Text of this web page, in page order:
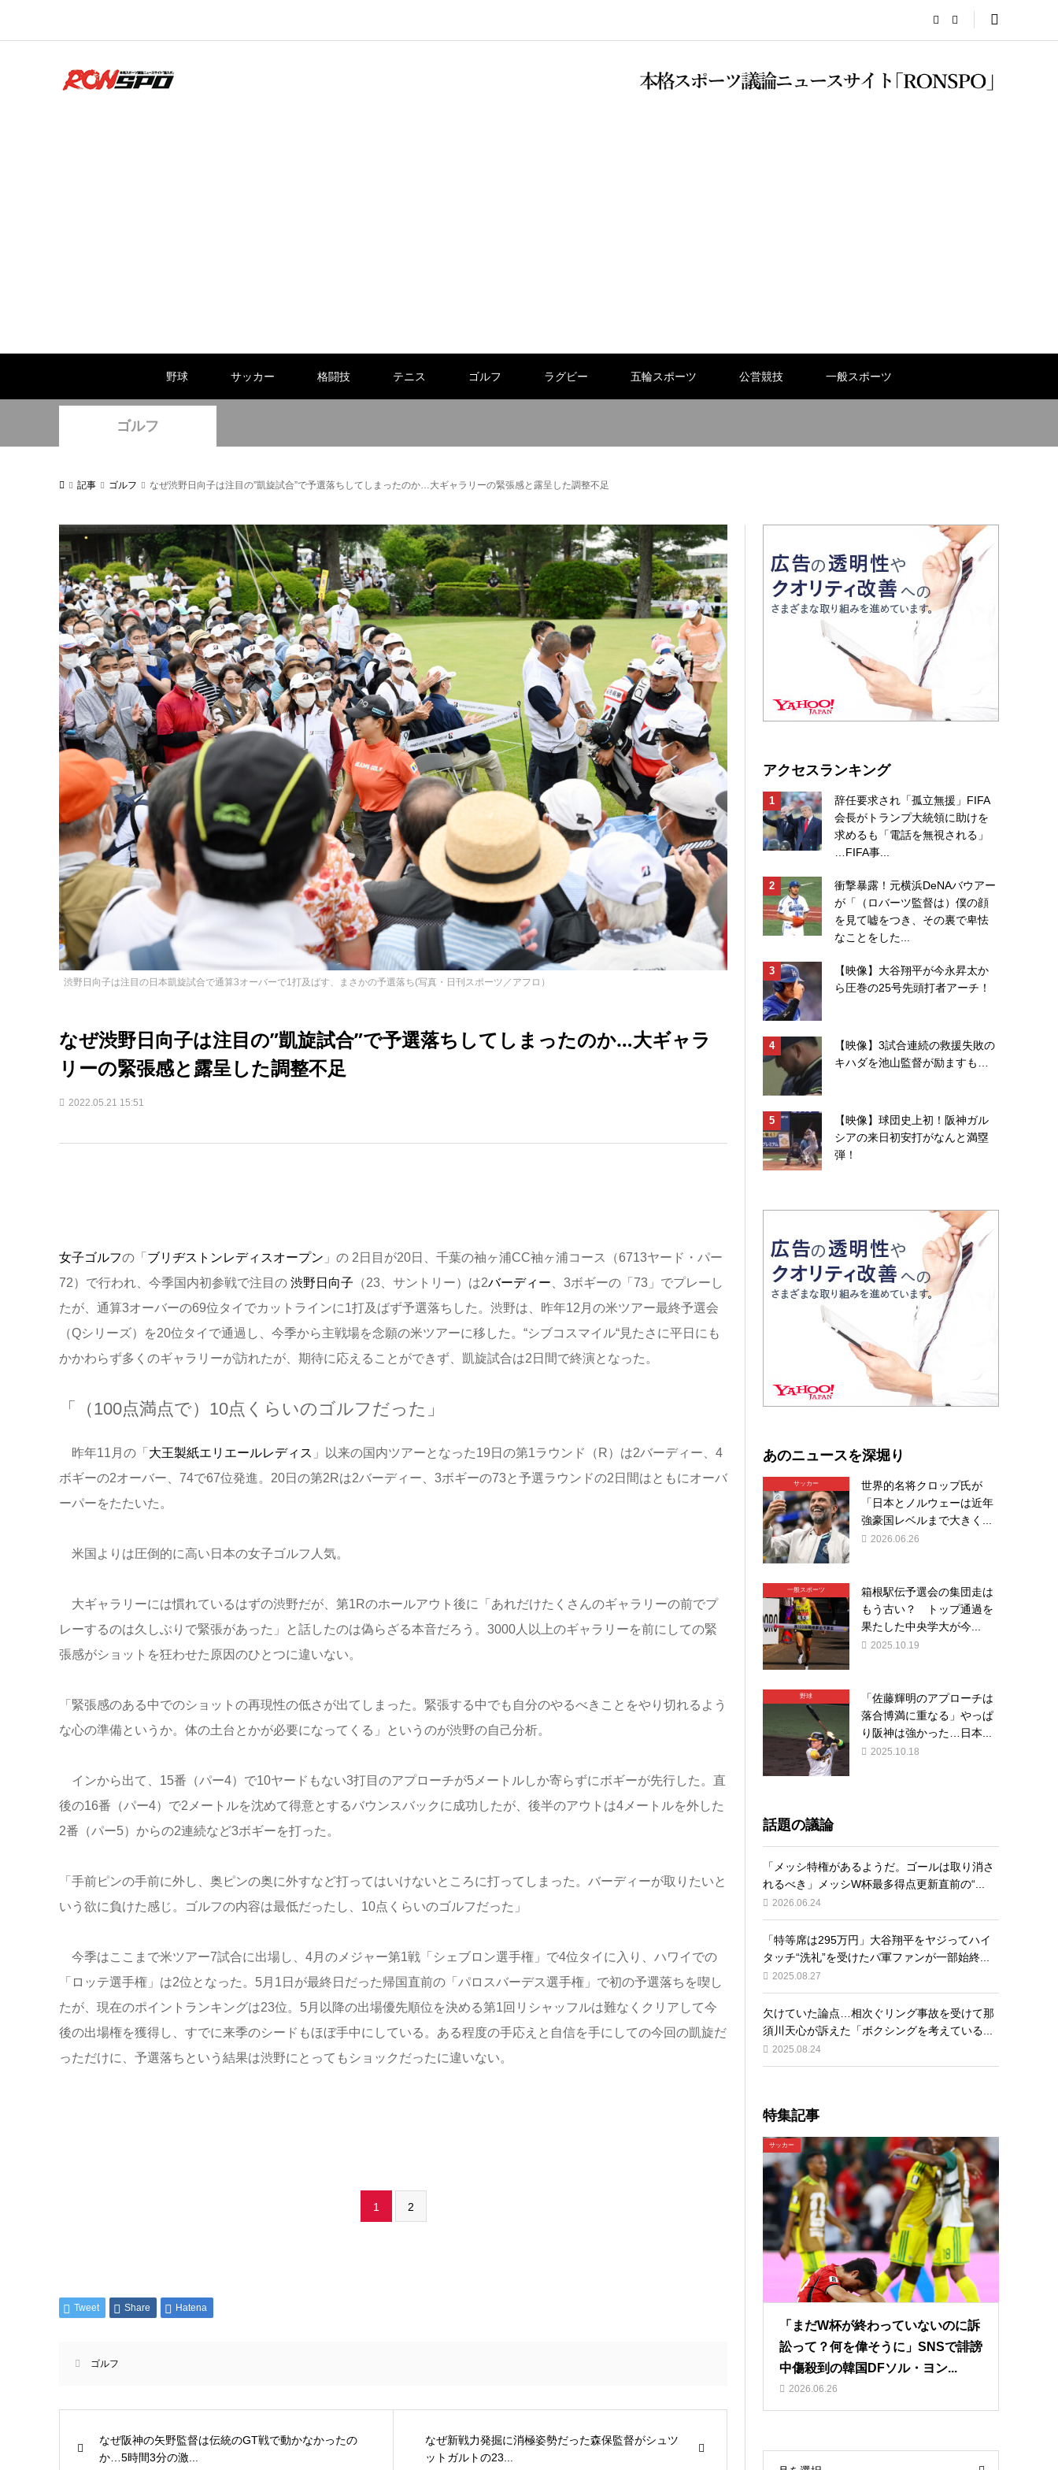
野球 サッカー 格闘技 テニス ゴルフ ラグビー 五輪スポーツ 公営競技 一般スポーツ
ゴルフ
記事 ゴルフ なぜ渋野日向子は注目の”凱旋試合”で予選落ちしてしまったのか…大ギャラリーの緊張感と露呈した調整不足
渋野日向子は注目の日本凱旋試合で通算3オーバーで1打及ばす、まさかの予選落ち(写真・日刊スポーツ／アフロ）
なぜ渋野日向子は注目の”凱旋試合”で予選落ちしてしまったのか…大ギャラ
リーの緊張感と露呈した調整不足
2022.05.21 15:51
女子ゴルフの「 ブリヂストンレディスオープン 」の 2日目が20日、千葉の袖ヶ浦CC袖ヶ浦コース（6713ヤード・パー
72）で行われ、今季国内初参戦で注目の 渋野日向子 （23、サントリー）は2バーディー、3ボギーの「73」でプレーし
たが、通算3オーバーの69位タイでカットラインに1打及ばず予選落ちした。渋野は、昨年12月の米ツアー最終予選会
（Qシリーズ）を20位タイで通過し、今季から主戦場を念願の米ツアーに移した。“シブコスマイル“見たさに平日にも
かかわらず多くのギャラリーが訪れたが、期待に応えることができず、凱旋試合は2日間で終演となった。
「（100点満点で）10点くらいのゴルフだった」
昨年11月の「 大王製紙エリエールレディス 」以来の国内ツアーとなった19日の第1ラウンド（R）は2バーディー、4
ボギーの2オーバー、74で67位発進。20日の第2Rは2バーディー、3ボギーの73と予選ラウンドの2日間はともにオーバ
ーパーをたたいた。
米国よりは圧倒的に高い日本の女子ゴルフ人気。
大ギャラリーには慣れているはずの渋野だが、第1Rのホールアウト後に「あれだけたくさんのギャラリーの前でプ
レーするのは久しぶりで緊張があった」と話したのは偽らざる本音だろう。3000人以上のギャラリーを前にしての緊
張感がショットを狂わせた原因のひとつに違いない。
「緊張感のある中でのショットの再現性の低さが出てしまった。緊張する中でも自分のやるべきことをやり切れるよう
な心の準備というか。体の土台とかが必要になってくる」というのが渋野の自己分析。
インから出て、15番（パー4）で10ヤードもない3打目のアプローチが5メートルしか寄らずにボギーが先行した。直
後の16番（パー4）で2メートルを沈めて得意とするバウンスバックに成功したが、後半のアウトは4メートルを外した
2番（パー5）からの2連続など3ボギーを打った。
「手前ピンの手前に外し、奥ピンの奥に外すなど打ってはいけないところに打ってしまった。バーディーが取りたいと
いう欲に負けた感じ。ゴルフの内容は最低だったし、10点くらいのゴルフだった」
今季はここまで米ツアー7試合に出場し、4月のメジャー第1戦「シェブロン選手権」で4位タイに入り、ハワイでの
「ロッテ選手権」は2位となった。5月1日が最終日だった帰国直前の「パロスバーデス選手権」で初の予選落ちを喫し
たが、現在のポイントランキングは23位。5月以降の出場優先順位を決める第1回リシャッフルは難なくクリアして今
後の出場権を獲得し、すでに来季のシードもほぼ手中にしている。ある程度の手応えと自信を手にしての今回の凱旋だ
っただけに、予選落ちという結果は渋野にとってもショックだったに違いない。
1 2
Tweet Share Hatena
ゴルフ
なぜ阪神の矢野監督は伝統のGT戦で動かなかったの
か…5時間3分の激...
なぜ新戦力発掘に消極姿勢だった森保監督がシュツ
ットガルトの23...
アクセスランキング
辞任要求され「孤立無援」FIFA
会長がトランプ大統領に助けを
求めるも「電話を無視される」
…FIFA事...
衝撃暴露！元横浜DeNAバウアー
が「（ロバーツ監督は）僕の顔
を見て嘘をつき、その裏で卑怯
なことをした...
【映像】大谷翔平が今永昇太か
ら圧巻の25号先頭打者アーチ！
【映像】3試合連続の救援失敗の
キハダを池山監督が励ますも…
【映像】球団史上初！阪神ガル
シアの来日初安打がなんと満塁
弾！
あのニュースを深堀り
サッカー
世界的名将クロップ氏が
「日本とノルウェーは近年
強豪国レベルまで大きく...
2026.06.26
一般スポーツ
箱根駅伝予選会の集団走は
もう古い？ トップ通過を
果たした中央学大が今...
2025.10.19
野球
「佐藤輝明のアプローチは
落合博満に重なる」やっぱ
り阪神は強かった…日本...
2025.10.18
話題の議論
「メッシ特権があるようだ。ゴールは取り消さ
れるべき」メッシW杯最多得点更新直前の“...
2026.06.24
「特等席は295万円」大谷翔平をヤジってハイ
タッチ“洗礼”を受けたパ軍ファンが一部始終...
2025.08.27
欠けていた論点…相次ぐリング事故を受けて那
須川天心が訴えた「ボクシングを考えている...
2025.08.24
特集記事
サッカー
「まだW杯が終わっていないのに訴
訟って？何を偉そうに」SNSで誹謗
中傷殺到の韓国DFソル・ヨン...
2026.06.26